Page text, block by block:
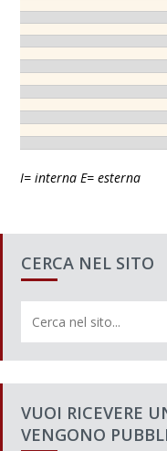
I= interna E= esterna
CERCA NEL SITO
VUOI RICEVERE
VENGONO